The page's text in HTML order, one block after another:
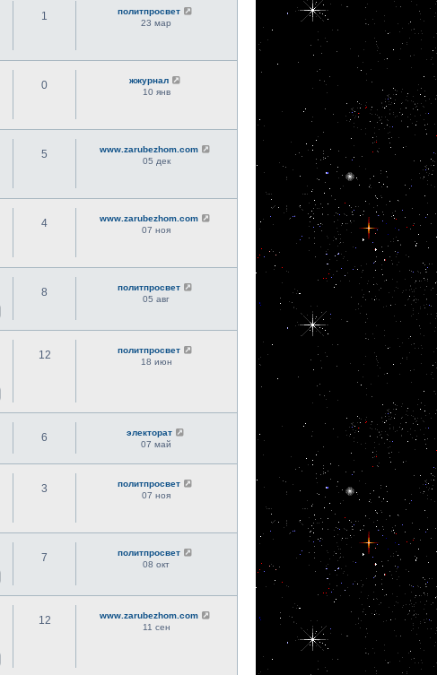
1
политпросвет
23 мар
0
жжурнал
10 янв
5
www.zarubezhom.com
05 дек
4
www.zarubezhom.com
07 ноя
8
политпросвет
05 авг
12
политпросвет
18 июн
6
электорат
07 май
3
политпросвет
07 ноя
7
политпросвет
08 окт
12
www.zarubezhom.com
11 сен